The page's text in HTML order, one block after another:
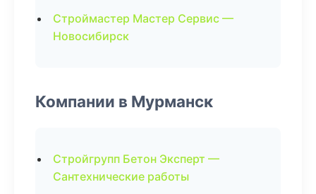
Строймастер Мастер Сервис —
Новосибирск
Компании в Мурманск
Стройгрупп Бетон Эксперт —
Сантехнические работы